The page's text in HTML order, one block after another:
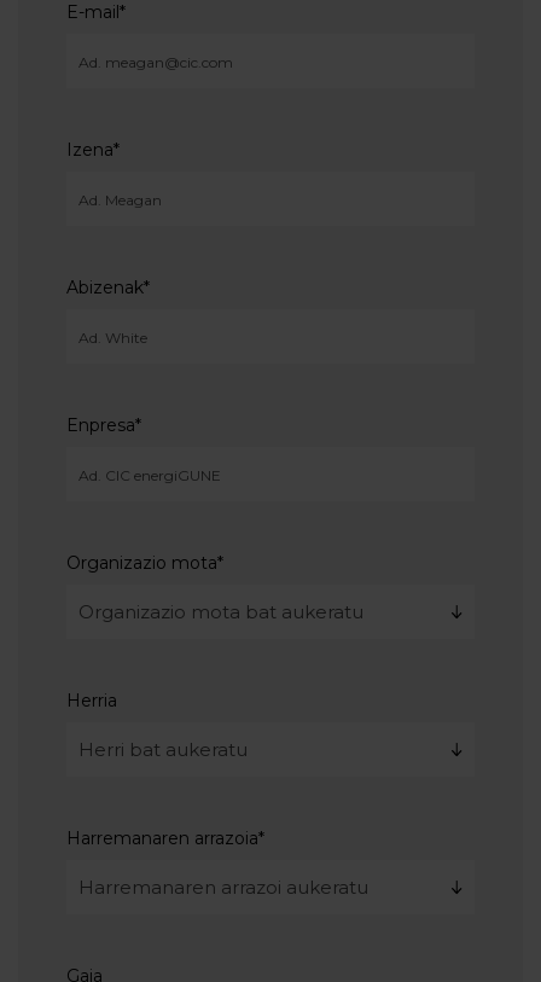
E-mail*
Izena*
Abizenak*
Enpresa*
Organizazio mota*
Herria
Harremanaren arrazoia*
Gaia